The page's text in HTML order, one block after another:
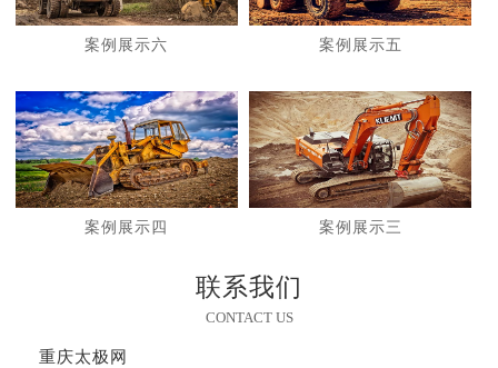
案例展示六 案例展示五
案例展示四 案例展示三
联系我们
CONTACT US
重庆太极网